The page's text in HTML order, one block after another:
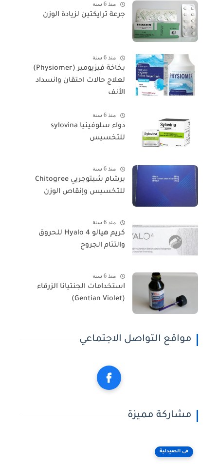
جرعة ترايكتين لزيادة الوزن
منذ 6 سنة
بخاخة فيزيومير (Physiomer)
لعلاج حالات احتقان وانسداد
الأنف
دواء سلوفينيا sylovina
للتخسيس
منذ 6 سنة
برشام شيتوجريي Chitogree
للتخسيس وإنقاص الوزن
كريم هيالو 4 Hyalo للحروق
والتئام الجروح
منذ 6 سنة
استخدامات الجنتيانا الزرقاء
(Gentian Violet)
مواقع التواصل الاجتماعي
مشاركة مميزة
فى الصيدلية